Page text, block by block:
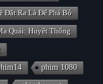
Đặt Ra Là Để Phá Bỏ
Quái: Huyết Thống
phim 1080